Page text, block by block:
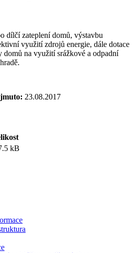
dílčí zateplení domů, výstavbu
využití zdrojů energie, dále dotace
na využití srážkové a odpadní
23.08.2017
kB